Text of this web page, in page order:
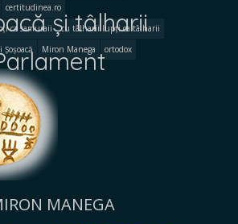
și tâlharii
certitudinea.ro
ca samuraii
cu tâlharii lupți ca tâlharii
Miron Manega ortodox
MANEGA